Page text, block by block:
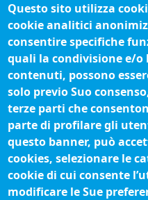
Concorsi e selezioni
Organigramma
Procedimenti (come
Siti tematici
Biblioteca camerale
Fatturazione elettronica
IBAN pagamenti alla
Questionari
Questo sito utilizza
cookie analitici
consentire specifiche
quali la condivisione e/o
contenuti, possono
solo previo Suo
terze parti che
parte di profilare gli
questo banner, può
cookies, selezionare le
cookie di cui consente
modificare le Sue